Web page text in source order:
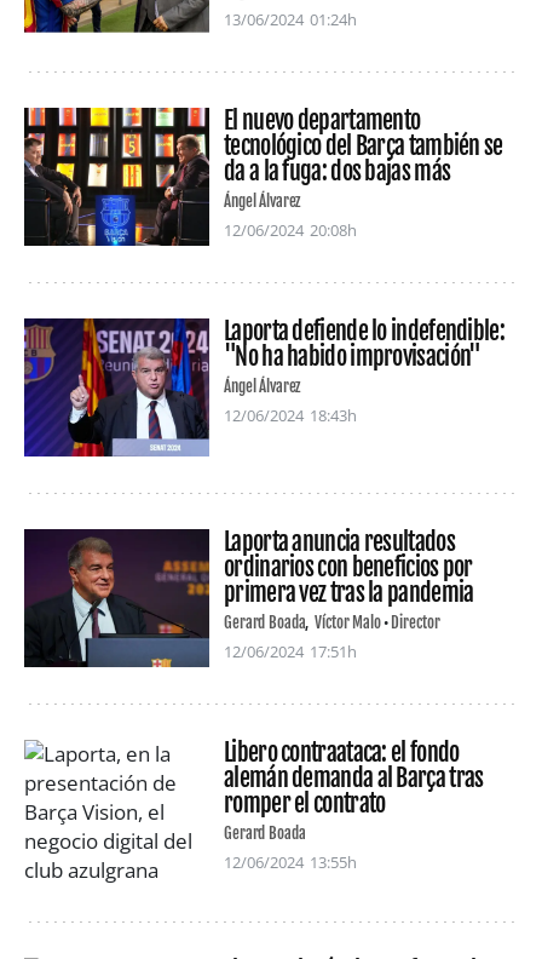
13/06/2024 01:24h
El nuevo departamento
tecnológico del Barça también se
da a la fuga: dos bajas más
Ángel Álvarez
12/06/2024 20:08h
Laporta defiende lo indefendible:
"No ha habido improvisación"
Ángel Álvarez
12/06/2024 18:43h
Laporta anuncia resultados
ordinarios con beneficios por
primera vez tras la pandemia
Gerard Boada Víctor Malo Director
12/06/2024 17:51h
Libero contraataca: el fondo
alemán demanda al Barça tras
romper el contrato
Gerard Boada
12/06/2024 13:55h